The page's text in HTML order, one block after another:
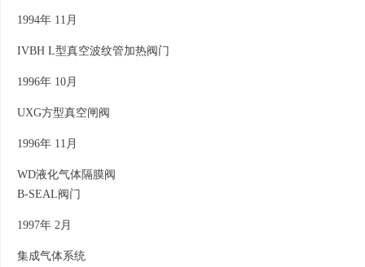
1994年 11月
IVBH L型真空波纹管加热阀门
1996年 10月
UXG方型真空闸阀
1996年 11月
WD液化气体隔膜阀
B-SEAL阀门
1997年 2月
集成气体系统